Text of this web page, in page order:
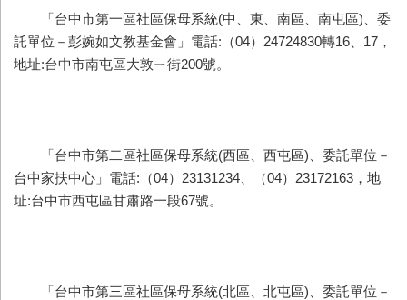
「台中市第一區社區保母系統(中、東、南區、南屯區)、委
託單位－彭婉如文教基金會」電話:（04）24724830轉16、17，
地址:台中市南屯區大敦ㄧ街200號。
「台中市第二區社區保母系統(西區、西屯區)、委託單位－
台中家扶中心」電話:（04）23131234、（04）23172163，地
址:台中市西屯區甘肅路一段67號。
「台中市第三區社區保母系統(北區、北屯區)、委託單位－